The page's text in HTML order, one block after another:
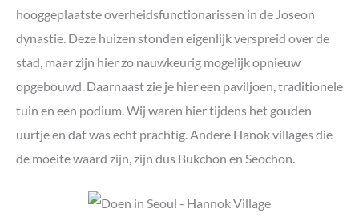
hooggeplaatste overheidsfunctionarissen in de Joseon
dynastie. Deze huizen stonden eigenlijk verspreid over de
stad, maar zijn hier zo nauwkeurig mogelijk opnieuw
opgebouwd. Daarnaast zie je hier een paviljoen, traditionele
tuin en een podium. Wij waren hier tijdens het gouden
uurtje en dat was echt prachtig. Andere Hanok villages die
de moeite waard zijn, zijn dus Bukchon en Seochon.